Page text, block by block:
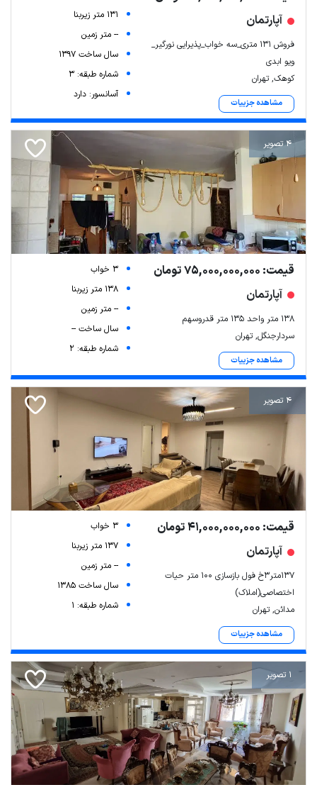
آپارتمان
فروش ۱۳۱ متری_سه خواب_پذیرایی نورگیر_
ویو ابدی
کوهک, تهران
مشاهده جزییات
131 متر زیربنا
-- متر زمین
سال ساخت 1397
شماره طبقه: 3
آسانسور: دارد
4 تصویر
قیمت: 75,000,000,000 تومان
آپارتمان
۱۳۸ متر واحد ۱۳۵ متر قدروسهم
سردارجنگل, تهران
مشاهده جزییات
3 خواب
138 متر زیربنا
-- متر زمین
سال ساخت --
شماره طبقه: 2
4 تصویر
قیمت: 41,000,000,000 تومان
آپارتمان
۱۳۷متر۳خ فول بازسازی ۱۰۰ متر حیات
اختصاصی(املاک)
مدائن, تهران
مشاهده جزییات
3 خواب
137 متر زیربنا
-- متر زمین
سال ساخت 1385
شماره طبقه: 1
1 تصویر